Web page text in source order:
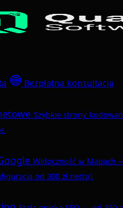
treści
Bezpłatna konsultacja
Szybkie strony
Widoczność w Mapach
od 300 zł netto).